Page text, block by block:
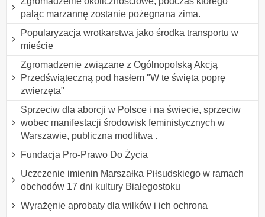
paląc marzannę zostanie pożegnana zima.
Popularyzacja wrotkarstwa jako środka transportu w
mieście
Zgromadzenie związane z Ogólnopolską Akcją
Przedświąteczną pod hasłem "W te święta poprę
zwierzęta"
Sprzeciw dla aborcji w Polsce i na świecie, sprzeciw
wobec manifestacji środowisk feministycznych w
Warszawie, publiczna modlitwa .
Fundacja Pro-Prawo Do Życia
Uczczenie imienin Marszałka Piłsudskiego w ramach
obchodów 17 dni kultury Białegostoku
Wyrażęnie aprobaty dla wilków i ich ochrona